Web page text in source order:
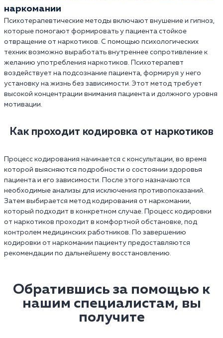
наркомании
Психотерапевтические методы включают внушение и гипноз,
которые помогают формировать у пациента стойкое
отвращение от наркотиков. С помощью психологических
техник возможно выработать внутреннее сопротивление к
желанию употребления наркотиков. Психотерапевт
воздействует на подсознание пациента, формируя у него
установку на жизнь без зависимости. Этот метод требует
высокой концентрации внимания пациента и должного уровня
мотивации.
Как проходит кодировка от наркотиков
Процесс кодирования начинается с консультации, во время
которой выясняются подробности о состоянии здоровья
пациента и его зависимости. После этого назначаются
необходимые анализы для исключения противопоказаний.
Затем выбирается метод кодирования от наркомании,
который подходит в конкретном случае. Процесс кодировки
от наркотиков проходит в комфортной обстановке, под
контролем медицинских работников. По завершению
кодировки от наркомании пациенту предоставляются
рекомендации по дальнейшему восстановлению.
Обратившись за помощью к
нашим специалистам, вы
получите